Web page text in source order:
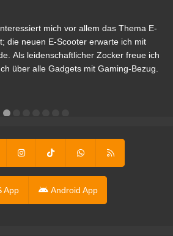
mich vor allem das Thema E-
die neuen E-Scooter erwarte ich mit
Als leidenschaftlicher Zocker freue ich
über alle Gadgets mit Gaming-Bezug.
App Android App